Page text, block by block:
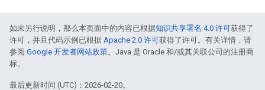
如未另行说明，那么本页面中的内容已根据知识共享署名 4.0 许可获得了
许可，并且代码示例已根据 Apache 2.0 许可获得了许可。有关详情，请
参阅 Google 开发者网站政策。Java 是 Oracle 和/或其关联公司的注册商
标。
最后更新时间 (UTC)：2026-02-20。